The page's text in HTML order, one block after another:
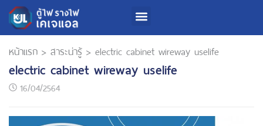
หน้าแรก > สาระน่ารู้ > electric cabinet wireway uselife
electric cabinet wireway uselife
16/04/2564